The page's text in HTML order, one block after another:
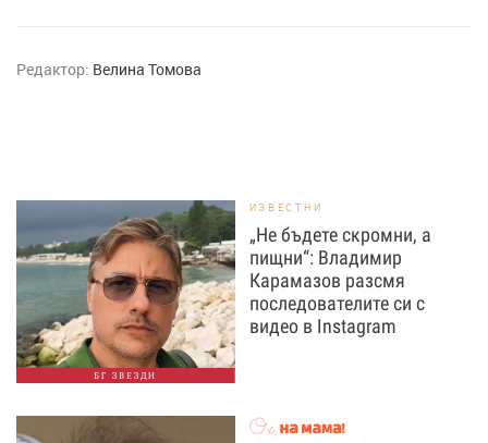
Редактор: Велина Томова
БГ ЗВЕЗДИ
ИЗВЕСТНИ
„Не бъдете скромни, а
пищни“: Владимир
Карамазов разсмя
последователите си с
видео в Instagram